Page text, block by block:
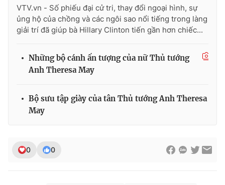
VTV.vn - Số phiếu đại cử tri, thay đổi ngoại hình, sự
ủng hộ của chồng và các ngôi sao nổi tiếng trong làng
giải trí đã giúp bà Hillary Clinton tiến gần hơn chiếc...
Những bộ cánh ấn tượng của nữ Thủ tướng
Anh Theresa May
Bộ sưu tập giày của tân Thủ tướng Anh Theresa
May
0 0